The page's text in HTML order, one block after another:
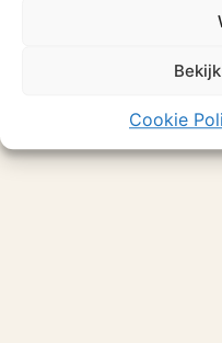
Cookie
als je ineens een hippo
Wil je meer weten over
de volgende